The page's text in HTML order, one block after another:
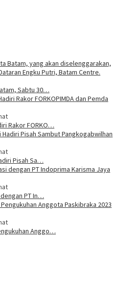
Sabtu 30…
Rakor FORKO…
Pisah Sa…
PT In…
Anggo…